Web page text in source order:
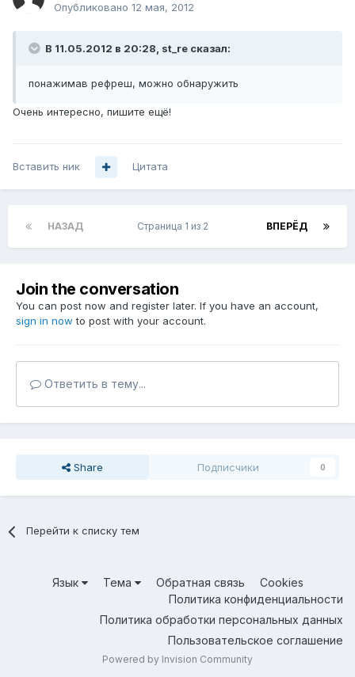
Опубликовано 12 мая, 2012
В 11.05.2012 в 20:28, st_re сказал:
понажимав рефреш, можно обнаружить
Очень интересно, пишите ещё!
Вставить ник Цитата
НАЗАД ВПЕРЁД
Страница 1 из 2
Join the conversation
You can post now and register later. If you have an account,
sign in now to post with your account.
Ответить в тему...
Share Подписчики 0
Перейти к списку тем
Язык Тема Обратная связь
Cookies
Политика конфиденциальности
Политика обработки персональных данных
Пользовательское соглашение
Powered by Invision Community